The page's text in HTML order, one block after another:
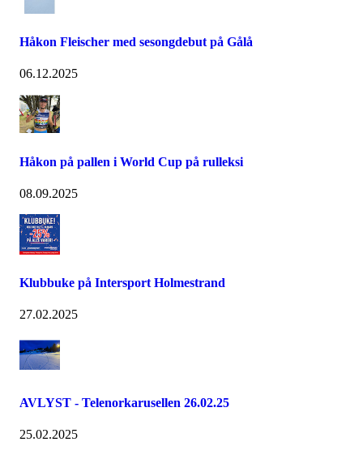
Håkon Fleischer med sesongdebut på Gålå
06.12.2025
Håkon på pallen i World Cup på rulleksi
08.09.2025
Klubbuke på Intersport Holmestrand
27.02.2025
AVLYST - Telenorkarusellen 26.02.25
25.02.2025